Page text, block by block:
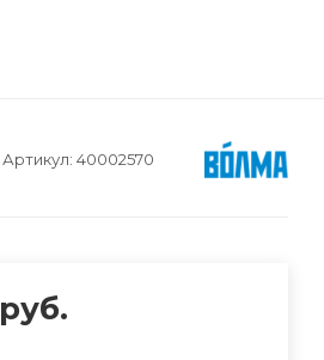
Артикул: 40002570
руб.